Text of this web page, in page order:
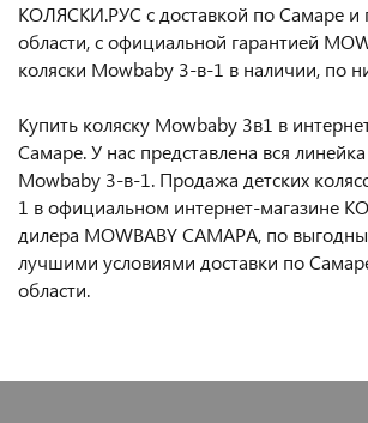
КОЛЯСКИ.РУС с доставкой по Самаре и
области, с официальной гарантией
коляски Mowbaby 3-в-1 в наличии, по
Купить коляску Mowbaby 3в1 в
Самаре. У нас представлена вся
Mowbaby 3-в-1. Продажа детских
1 в официальном интернет-магазине
дилера MOWBABY САМАРА, по
лучшими условиями доставки по
области.